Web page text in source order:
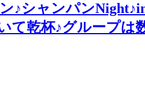
♪シャンパン
て乾杯♪グループは